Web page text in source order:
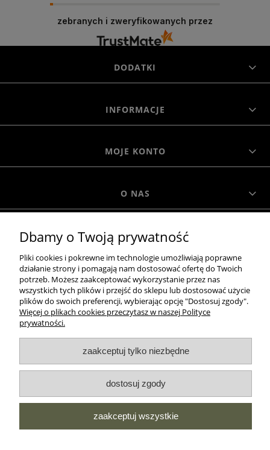
w naszym sklepie pozostaną z Tobą na dłużej. Z
serdecznymi pozdrowieniami, zespół Morowo
zebranych i zweryfikowanych przez
DODATKI
INFORMACJE
MOJE KONTO
O NAS
MOROWO
WSZELKIE PRAWA ZASTRZEŻONE MOROWO © 2018
realizacja:
pokaż pełną wersję strony
NASZE ODZNAKI
wyróżnienia są przyznawane przez
Dbamy o Twoją prywatność
Pliki cookies i pokrewne im technologie umożliwiają poprawne
działanie strony i pomagają nam dostosować ofertę do Twoich
potrzeb. Możesz zaakceptować wykorzystanie przez nas
wszystkich tych plików i przejść do sklepu lub dostosować użycie
plików do swoich preferencji, wybierając opcję "Dostosuj zgody".
Więcej o plikach cookies przeczytasz w naszej Polityce
prywatności.
zaakceptuj tylko niezbędne
dostosuj zgody
zaakceptuj wszystkie